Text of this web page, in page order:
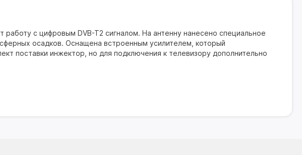
с цифровым DVB-T2 сигналом. На антенну нанесено специальное
осадков. Оснащена встроенным усилителем, который
поставки инжектор, но для подключения к телевизору дополнительно